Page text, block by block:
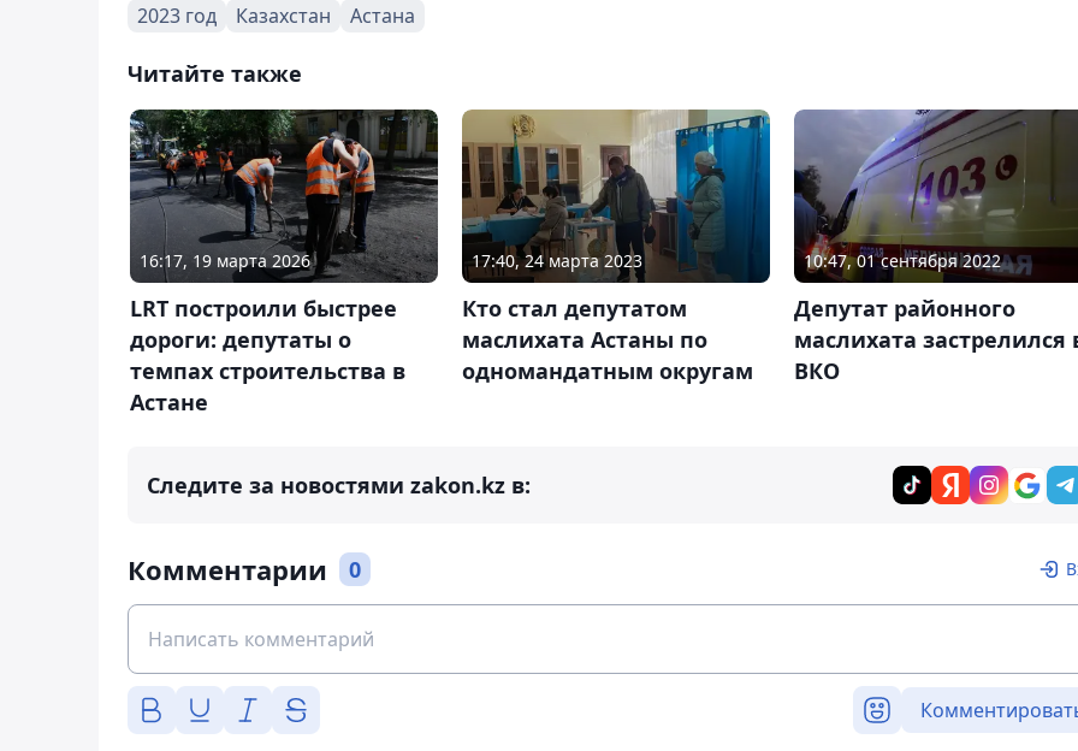
2023 год Казахстан Астана
Читайте также
16:17, 19 марта 2026
LRT построили быстрее
дороги: депутаты о
темпах строительства в
Астане
17:40, 24 марта 2023
Кто стал депутатом
маслихата Астаны по
одномандатным округам
10:47, 01 сентября 2022
Депутат районного
маслихата застрелился
ВКО
Следите за новостями zakon.kz в:
Комментарии 0